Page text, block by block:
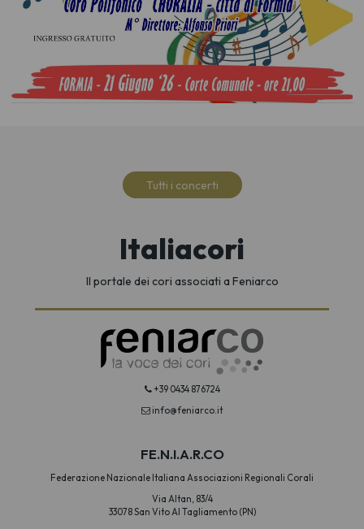
Tutti i concerti
Italiacori
Il portale dei cori associati a Feniarco
+39 0434 876724
info@feniarco.it
FE.N.I.A.R.CO
Federazione Nazionale Italiana Associazioni Regionali Corali
Via Altan, 83/4
33078 San Vito Al Tagliamento (PN)